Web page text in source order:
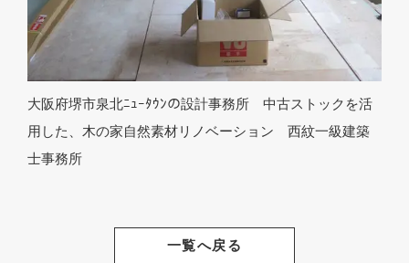
大阪府堺市泉北ﾆｭｰﾀｳﾝの設計事務所 中古ストックを活
用した、木の家自然素材リノベーション 西紋一級建築
士事務所
一覧へ戻る